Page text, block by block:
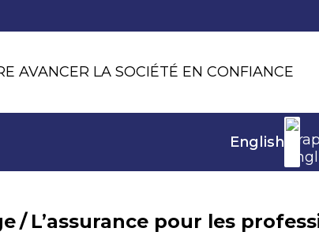
AVANCER LA SOCIÉTÉ EN CONFIANCE
English
/ L’assurance pour les